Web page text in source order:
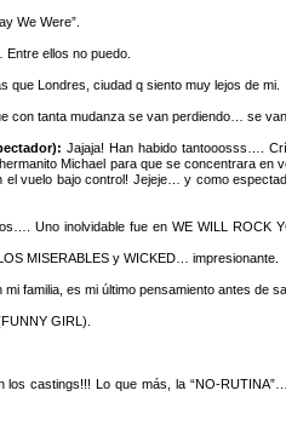
We Were”.
ellos no puedo.
que Londres, ciudad q siento muy lejos de mi.
con tanta mudanza se van perdiendo… se
Jajaja! Han habido tantooosss….
Michael para que se concentrara
vuelo bajo control! Jejeje… y como
Uno inolvidable fue en WE WILL ROCK
MISERABLES y WICKED… impresionante.
familia, es mi último pensamiento antes de
GIRL).
los castings!!! Lo que más, la “NO-